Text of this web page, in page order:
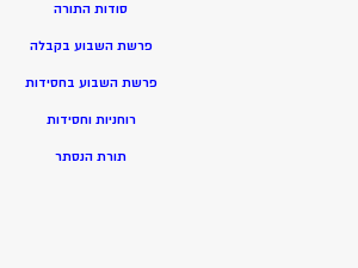
סודות התורה
פרשת השבוע בקבלה
פרשת השבוע בחסידות
רוחניות וחסידות
תורת הנסתר